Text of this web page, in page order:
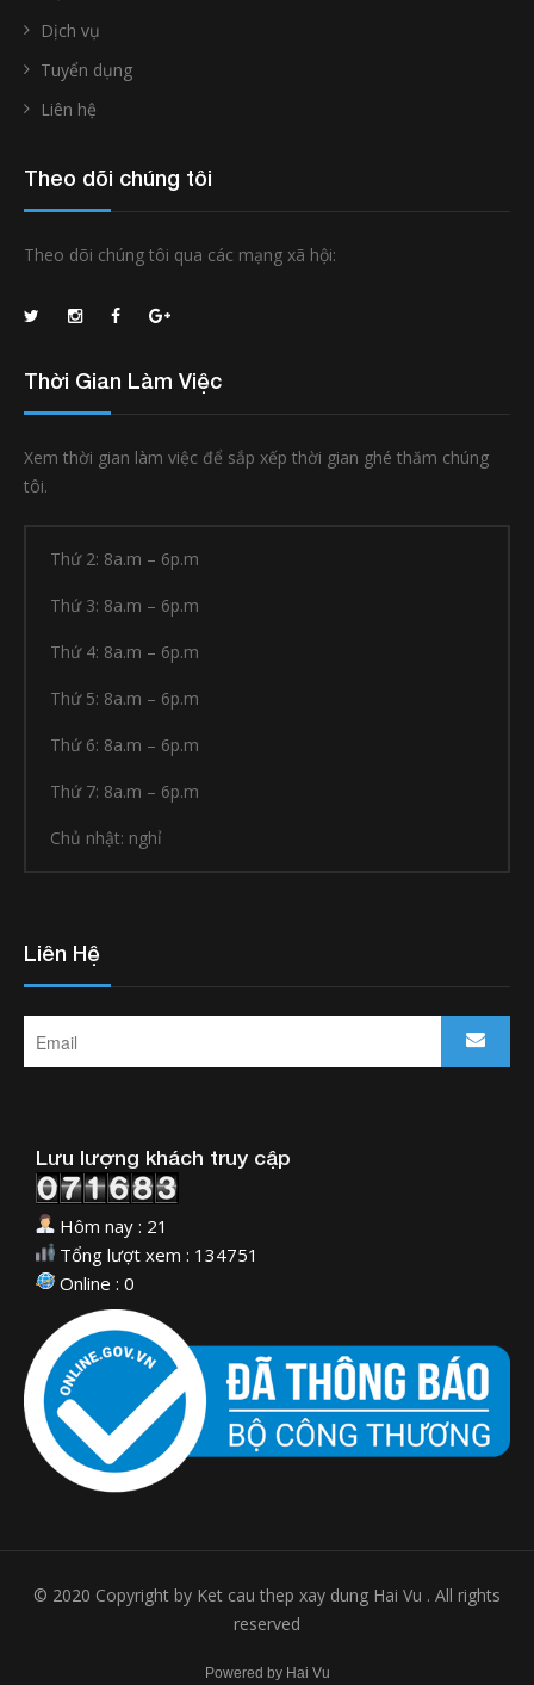
Dịch vụ
Tuyển dụng
Liên hệ
Theo dõi chúng tôi
Theo dõi chúng tôi qua các mạng xã hội:
Thời Gian Làm Việc
Xem thời gian làm việc để sắp xếp thời gian ghé thăm chúng
tôi.
Thứ 2: 8a.m – 6p.m
Thứ 3: 8a.m – 6p.m
Thứ 4: 8a.m – 6p.m
Thứ 5: 8a.m – 6p.m
Thứ 6: 8a.m – 6p.m
Thứ 7: 8a.m – 6p.m
Chủ nhật: nghỉ
Liên Hệ
Lưu lượng khách truy cập
Hôm nay : 21
Tổng lượt xem : 134751
Online : 0
© 2020 Copyright by Ket cau thep xay dung Hai Vu . All rights
reserved
Powered by Hai Vu